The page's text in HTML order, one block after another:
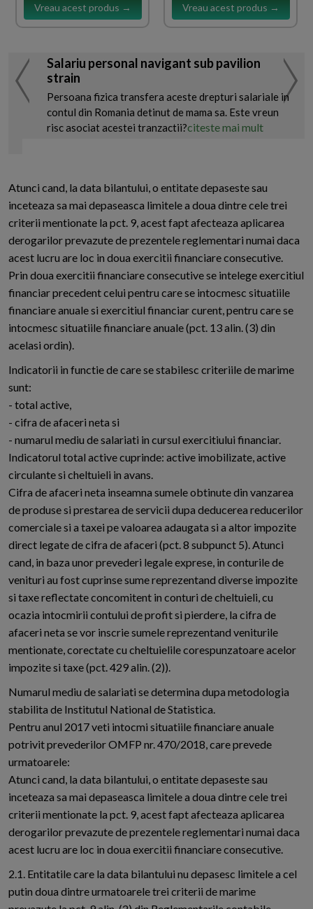
Vreau acest produs → Vreau acest produs →
Salariu personal navigant sub pavilion
strain
Persoana fizica transfera aceste drepturi salariale in
contul din Romania detinut de mama sa. Este vreun
risc asociat acestei tranzactii?citeste mai mult
Atunci cand, la data bilantului, o entitate depaseste sau
inceteaza sa mai depaseasca limitele a doua dintre cele trei
criterii mentionate la pct. 9, acest fapt afecteaza aplicarea
derogarilor prevazute de prezentele reglementari numai daca
acest lucru are loc in doua exercitii financiare consecutive.
Prin doua exercitii financiare consecutive se intelege exercitiul
financiar precedent celui pentru care se intocmesc situatiile
financiare anuale si exercitiul financiar curent, pentru care se
intocmesc situatiile financiare anuale (pct. 13 alin. (3) din
acelasi ordin).
Indicatorii in functie de care se stabilesc criteriile de marime
sunt:
- total active,
- cifra de afaceri neta si
- numarul mediu de salariati in cursul exercitiului financiar.
Indicatorul total active cuprinde: active imobilizate, active
circulante si cheltuieli in avans.
Cifra de afaceri neta inseamna sumele obtinute din vanzarea
de produse si prestarea de servicii dupa deducerea reducerilor
comerciale si a taxei pe valoarea adaugata si a altor impozite
direct legate de cifra de afaceri (pct. 8 subpunct 5). Atunci
cand, in baza unor prevederi legale exprese, in conturile de
venituri au fost cuprinse sume reprezentand diverse impozite
si taxe reflectate concomitent in conturi de cheltuieli, cu
ocazia intocmirii contului de profit si pierdere, la cifra de
afaceri neta se vor inscrie sumele reprezentand veniturile
mentionate, corectate cu cheltuielile corespunzatoare acelor
impozite si taxe (pct. 429 alin. (2)).
Numarul mediu de salariati se determina dupa metodologia
stabilita de Institutul National de Statistica.
Pentru anul 2017 veti intocmi situatiile financiare anuale
potrivit prevederilor OMFP nr. 470/2018, care prevede
urmatoarele:
Atunci cand, la data bilantului, o entitate depaseste sau
inceteaza sa mai depaseasca limitele a doua dintre cele trei
criterii mentionate la pct. 9, acest fapt afecteaza aplicarea
derogarilor prevazute de prezentele reglementari numai daca
acest lucru are loc in doua exercitii financiare consecutive.
2.1. Entitatile care la data bilantului nu depasesc limitele a cel
putin doua dintre urmatoarele trei criterii de marime